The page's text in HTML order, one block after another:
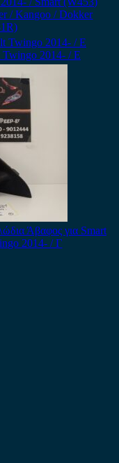
/ Kangoo / Dokker
2014- / Ε
Άβαφος για Smart
2014- / Γ